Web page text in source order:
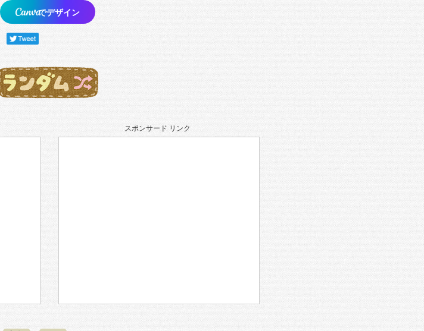
でデザイン
スポンサード リンク